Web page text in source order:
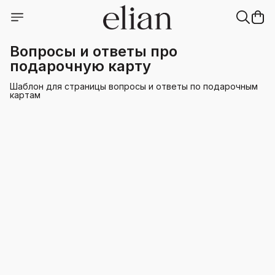
Вопросы и ответы про
подарочную карту
Шаблон для страницы вопросы и ответы по подарочным
картам